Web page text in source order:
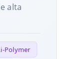
alta
Polymer